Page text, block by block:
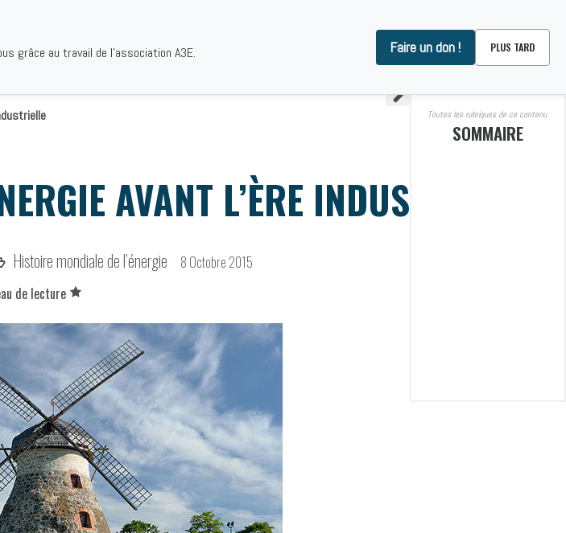
BIBLIOGRAPHIES QUI SOMMES-NOUS ?
AVANT L’ÈRE INDUSTRIELLE
Histoire mondiale de l’énergie
8 Octobre 2015
de lecture
Toutes les rubriques de ce contenu.
SOMMAIRE
grâce au travail de l'association A3E.
Faire un don ! PLUS TARD